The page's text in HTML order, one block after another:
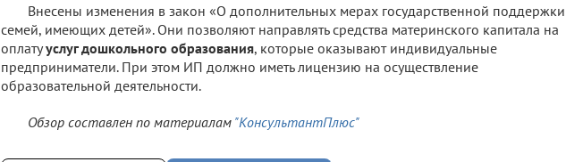
Внесены изменения в закон «О дополнительных мерах государственной поддержки
семей, имеющих детей». Они позволяют направлять средства материнского капитала на
оплатууслуг дошкольного образования, которые оказывают индивидуальные
предприниматели. При этом ИП должно иметь лицензию на осуществление
образовательной деятельности.
Обзор составлен по материалам "КонсультантПлюс"